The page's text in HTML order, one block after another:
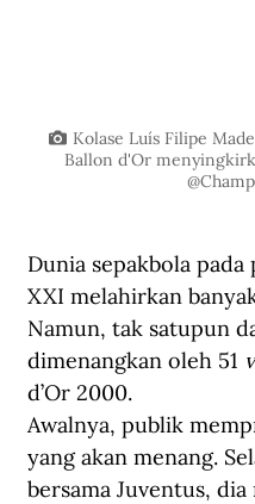
Kolase Luís Filipe
Ballon d'Or
Dunia sepakbola
XXI melahirkan
Namun, tak satupun
dimenangkan oleh 51
d’Or 2000.
Awalnya, publik
yang akan menang.
bersama Juventus,